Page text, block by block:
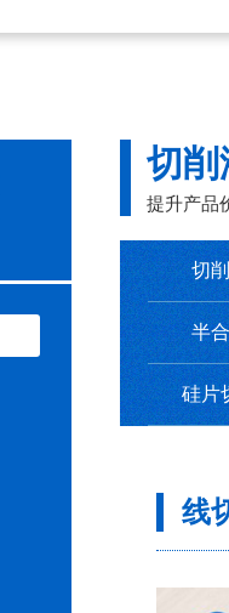
切削
提升产品
切
半
硅片
线